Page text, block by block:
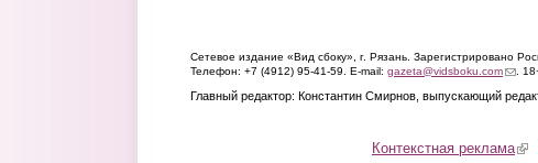
Сетевое издание «Вид сбоку», г. Рязань. Зарегистрировано
Телефон: +7 (4912) 95-41-59. E-mail: gazeta@vidsboku.com(link
.
Главный редактор: Константин Смирнов, выпускающий
Контекстная реклама